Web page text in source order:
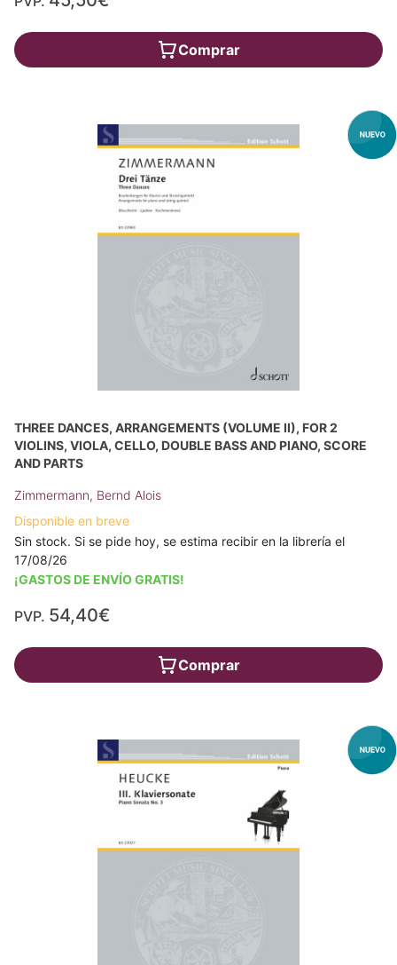
Comprar
THREE DANCES, ARRANGEMENTS (VOLUME II), FOR 2
VIOLINS, VIOLA, CELLO, DOUBLE BASS AND PIANO, SCORE
AND PARTS
Zimmermann, Bernd Alois
Disponible en breve
Sin stock. Si se pide hoy, se estima recibir en la librería el
17/08/26
¡GASTOS DE ENVÍO GRATIS!
PVP. 54,40€
Comprar